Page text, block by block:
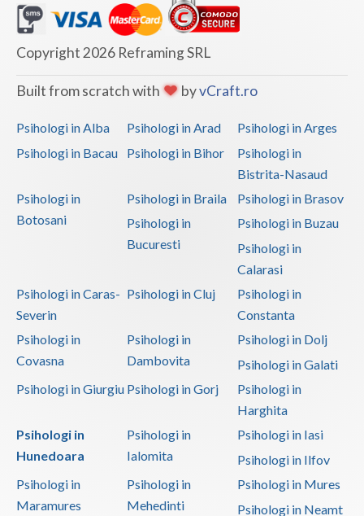
Psihoterapie - Interventie psihoterapeutica in ... (2)
Psihoterapie - Interventie psihoterapeutica in ... (1)
Psihoterapie - Interventie psihoterapeutica in ... (2)
Psihoterapie - Interventie psihoterapeutica in ... (2)
Psihoterapie - Interventie psihoterapeutica in ... (1)
Psihoterapie - Interventie psihoterapeutica in ... (3)
Psihoterapie suportiva (3)
Psihoterapie, asistenta si consultanta psihologica (2)
Psihoterapie- Interventie psihoterapeutica in b... (2)
Psihoterapie/ consiliere online (via skype) (1)
Copyright 2026 Reframing SRL
Built from scratch with byvCraft.ro
Psihologi in Alba Psihologi in Arad
Psihologi in Arges
Psihologi in Bacau
Psihologi in Bihor
Psihologi in
Bistrita-Nasaud
Psihologi in
Botosani
Psihologi in Braila
Psihologi in Brasov
Psihologi in
Bucuresti
Psihologi in Buzau
Psihologi in
Calarasi
Psihologi in Caras-
Severin
Psihologi in Cluj
Psihologi in
Constanta
Psihologi in
Covasna
Psihologi in
Dambovita
Psihologi in Dolj
Psihologi in Galati
Psihologi in Giurgiu Psihologi in Gorj
Psihologi in
Harghita
Psihologi in
Hunedoara
Psihologi in
Ialomita
Psihologi in Iasi
Psihologi in Ilfov
Psihologi in
Maramures
Psihologi in
Mehedinti
Psihologi in Mures
Psihologi in Neamt